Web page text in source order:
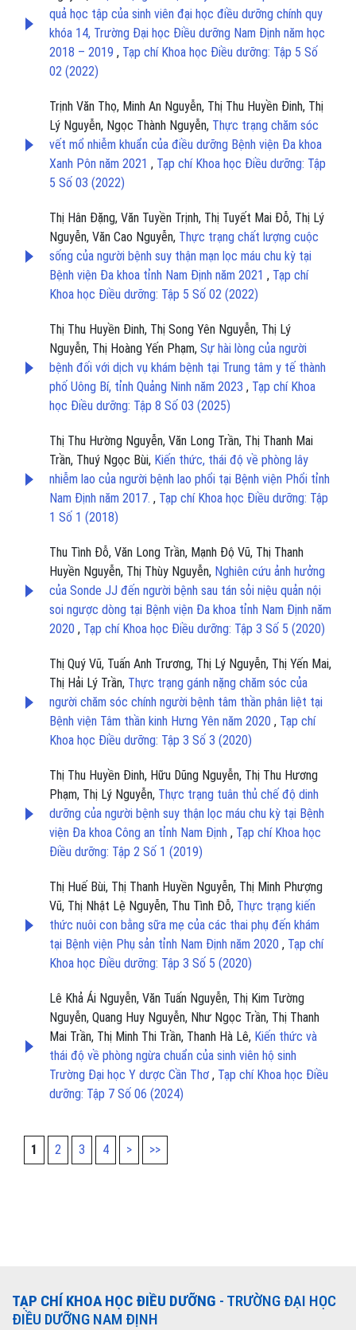
quả học tập của sinh viên đại học điều dưỡng chính quy
khóa 14, Trường Đại học Điều dưỡng Nam Định năm học
2018 – 2019 , Tạp chí Khoa học Điều dưỡng: Tập 5 Số
02 (2022)
Trịnh Văn Thọ, Minh An Nguyễn, Thị Thu Huyền Đinh, Thị
Lý Nguyễn, Ngọc Thành Nguyễn, Thực trạng chăm sóc
vết mổ nhiễm khuẩn của điều dưỡng Bệnh viện Đa khoa
Xanh Pôn năm 2021 , Tạp chí Khoa học Điều dưỡng: Tập
5 Số 03 (2022)
Thị Hân Đặng, Văn Tuyền Trịnh, Thị Tuyết Mai Đỗ, Thị Lý
Nguyễn, Văn Cao Nguyễn, Thực trạng chất lượng cuộc
sống của người bệnh suy thận mạn lọc máu chu kỳ tại
Bệnh viện Đa khoa tỉnh Nam Định năm 2021 , Tạp chí
Khoa học Điều dưỡng: Tập 5 Số 02 (2022)
Thị Thu Huyền Đinh, Thị Song Yên Nguyễn, Thị Lý
Nguyễn, Thị Hoàng Yến Phạm, Sự hài lòng của người
bệnh đối với dịch vụ khám bệnh tại Trung tâm y tế thành
phố Uông Bí, tỉnh Quảng Ninh năm 2023 , Tạp chí Khoa
học Điều dưỡng: Tập 8 Số 03 (2025)
Thị Thu Hường Nguyễn, Văn Long Trần, Thị Thanh Mai
Trần, Thuý Ngọc Bùi, Kiến thức, thái độ về phòng lây
nhiễm lao của người bệnh lao phổi tại Bệnh viện Phổi tỉnh
Nam Định năm 2017. , Tạp chí Khoa học Điều dưỡng: Tập
1 Số 1 (2018)
Thu Tình Đỗ, Văn Long Trần, Mạnh Độ Vũ, Thị Thanh
Huyền Nguyễn, Thị Thùy Nguyễn, Nghiên cứu ảnh hưởng
của Sonde JJ đến người bệnh sau tán sỏi niệu quản nội
soi ngược dòng tại Bệnh viện Đa khoa tỉnh Nam Định năm
2020 , Tạp chí Khoa học Điều dưỡng: Tập 3 Số 5 (2020)
Thị Quý Vũ, Tuấn Anh Trương, Thị Lý Nguyễn, Thị Yến Mai,
Thị Hải Lý Trần, Thực trạng gánh nặng chăm sóc của
người chăm sóc chính người bệnh tâm thần phân liệt tại
Bệnh viện Tâm thần kinh Hưng Yên năm 2020 , Tạp chí
Khoa học Điều dưỡng: Tập 3 Số 3 (2020)
Thị Thu Huyền Đinh, Hữu Dũng Nguyễn, Thị Thu Hương
Phạm, Thị Lý Nguyễn, Thực trạng tuân thủ chế độ dinh
dưỡng của người bệnh suy thận lọc máu chu kỳ tại Bệnh
viện Đa khoa Công an tỉnh Nam Định , Tạp chí Khoa học
Điều dưỡng: Tập 2 Số 1 (2019)
Thị Huế Bùi, Thị Thanh Huyền Nguyễn, Thị Minh Phượng
Vũ, Thị Nhật Lệ Nguyễn, Thu Tình Đỗ, Thực trạng kiến
thức nuôi con bằng sữa mẹ của các thai phụ đến khám
tại Bệnh viện Phụ sản tỉnh Nam Định năm 2020 , Tạp chí
Khoa học Điều dưỡng: Tập 3 Số 5 (2020)
Lê Khả Ái Nguyễn, Văn Tuấn Nguyễn, Thị Kim Tường
Nguyễn, Quang Huy Nguyễn, Như Ngọc Trần, Thị Thanh
Mai Trần, Thị Minh Thi Trần, Thanh Hà Lê, Kiến thức và
thái độ về phòng ngừa chuẩn của sinh viên hộ sinh
Trường Đại học Y dược Cần Thơ , Tạp chí Khoa học Điều
dưỡng: Tập 7 Số 06 (2024)
1 2 3 4 > >>
TẠP CHÍ KHOA HỌC ĐIỀU DƯỠNG - TRƯỜNG ĐẠI HỌC
ĐIỀU DƯỠNG NAM ĐỊNH